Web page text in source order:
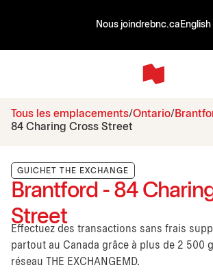
Nous joindrebnc.ca English
Tous les emplacements Ontario
84 Charing Cross Street
GUICHET THE EXCHANGE
Brantford - 84
Street
Effectuez des transactions sans frais
partout au Canada grâce à plus de 2 500
réseau THE EXCHANGEMD.